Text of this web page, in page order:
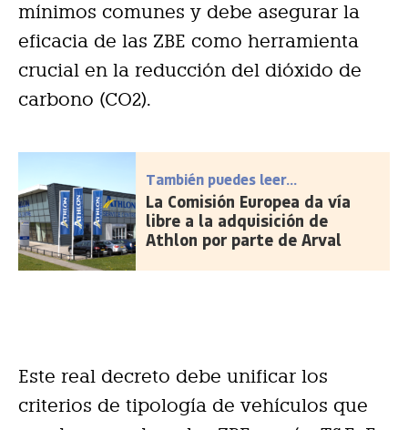
mínimos comunes y debe asegurar la
eficacia de las ZBE como herramienta
crucial en la reducción del dióxido de
carbono (CO2).
También puedes leer...
La Comisión Europea da vía
libre a la adquisición de
Athlon por parte de Arval
Este real decreto debe unificar los
criterios de tipología de vehículos que